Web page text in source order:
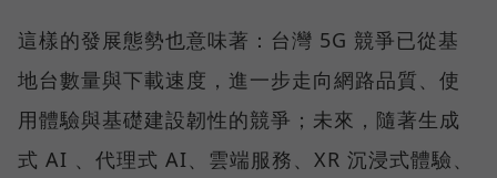
這樣的發展態勢也意味著：台灣 5G 競爭已從基
地台數量與下載速度，進一步走向網路品質、使
用體驗與基礎建設韌性的競爭；未來，隨著生成
式 AI 、代理式 AI、雲端服務、XR 沉浸式體驗、